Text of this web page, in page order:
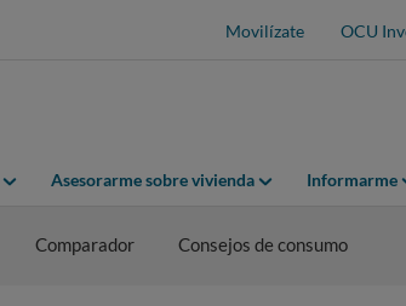
Movilízate OCU
Asesorarme sobre vivienda Informarme
Comparador Consejos de consumo